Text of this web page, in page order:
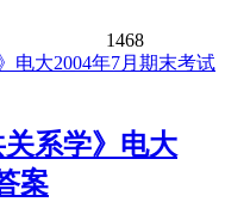
1468
系学》电大
案